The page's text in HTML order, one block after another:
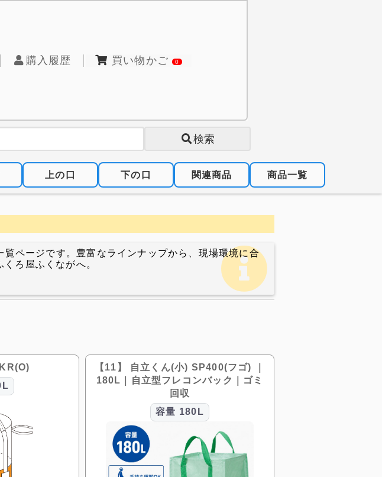
購入履歴 買い物かご 0
検索
上の口 下の口 関連商品 商品一覧
ページです。豊富なラインナップから、現場環境に合
ろ屋ふくながへ。
【11】 自立くん(小) SP400(フゴ) ｜
180L｜自立型フレコンバック｜ゴミ
回収
容量 180L